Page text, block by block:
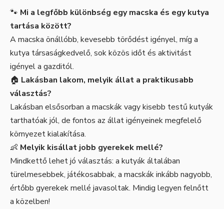
🐾 Mi a legfőbb különbség egy macska és egy kutya
tartása között?
A macska önállóbb, kevesebb törődést igényel, míg a
kutya társaságkedvelő, sok közös időt és aktivitást
igényel a gazditól.
🏠 Lakásban lakom, melyik állat a praktikusabb
választás?
Lakásban elsősorban a macskák vagy kisebb testű kutyák
tarthatóak jól, de fontos az állat igényeinek megfelelő
környezet kialakítása.
👶 Melyik kisállat jobb gyerekek mellé?
Mindkettő lehet jó választás: a kutyák általában
türelmesebbek, játékosabbak, a macskák inkább nagyobb,
értőbb gyerekek mellé javasoltak. Mindig legyen felnőtt
a közelben!